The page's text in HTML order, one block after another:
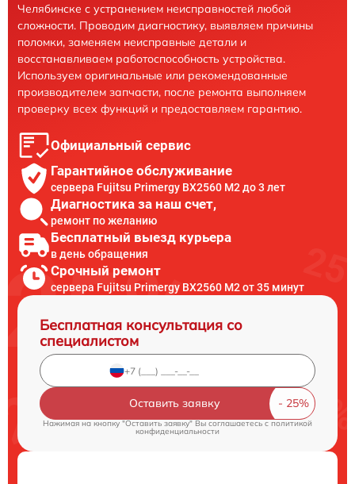
Челябинске с устранением неисправностей любой
сложности. Проводим диагностику, выявляем причины
поломки, заменяем неисправные детали и
восстанавливаем работоспособность устройства.
Используем оригинальные или рекомендованные
производителем запчасти, после ремонта выполняем
проверку всех функций и предоставляем гарантию.
Официальный сервис
Гарантийное обслуживание
сервера Fujitsu Primergy BX2560 M2 до 3 лет
Диагностика за наш счет,
ремонт по желанию
Бесплатный выезд курьера
в день обращения
Срочный ремонт
сервера Fujitsu Primergy BX2560 M2 от 35 минут
Бесплатная консультация со
специалистом
Оставить заявку
Нажимая на кнопку "Оставить заявку" Вы соглашаетесь cполитикой
конфиденциальности